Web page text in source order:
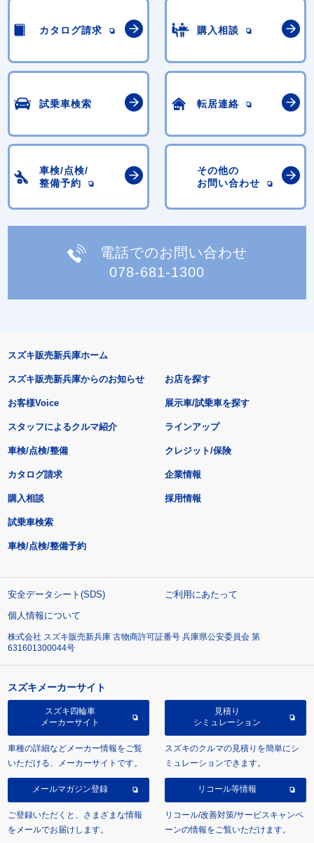
カタログ請求 購入相談
試乗車検索 転居連絡
車検/点検/
整備予約
その他の
お問い合わせ
電話でのお問い合わせ
078-681-1300
スズキ販売新兵庫ホーム
スズキ販売新兵庫からのお知らせ
お客様Voice
スタッフによるクルマ紹介
お店を探す
展示車/試乗車を探す
ラインアップ
車検/点検/整備 クレジット/保険
カタログ請求
購入相談
試乗車検索
車検/点検/整備予約
企業情報
採用情報
安全データシート(SDS)
ご利用にあたって
個人情報について
株式会社 スズキ販売新兵庫 古物商許可証番号 兵庫県公安委員会 第
631601300044号
スズキメーカーサイト
スズキ四輪車
メーカーサイト
車種の詳細などメーカー情報をご覧
いただける、メーカーサイトです。
見積り
シミュレーション
スズキのクルマの見積りを簡単にシ
ミュレーションできます。
メールマガジン登録
ご登録いただくと、さまざまな情報
をメールでお届けします。
リコール等情報
リコール/改善対策/サービスキャンペ
ーンの情報をご覧いただけます。